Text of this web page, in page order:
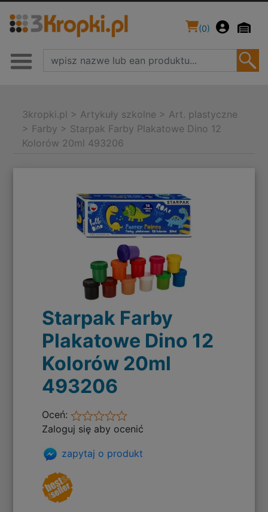
(0)
3kropki.pl > Artykuły szkolne > Art. plastyczne
> Farby > Starpak Farby Plakatowe Dino 12
Kolorów 20ml 493206
Starpak Farby
Plakatowe Dino 12
Kolorów 20ml
493206
Oceń:
Zaloguj się aby ocenić
zapytaj o produkt